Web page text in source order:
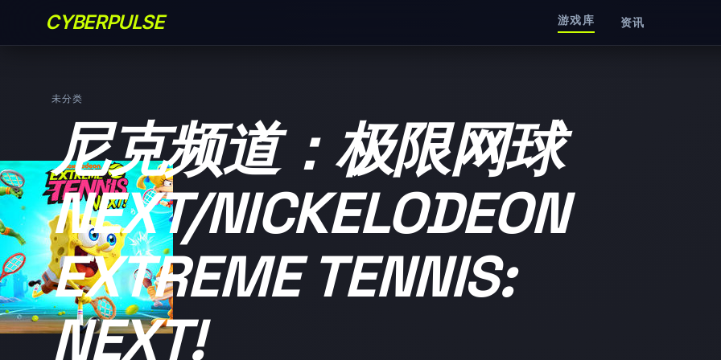
CYBERPULSE 游戏库 资讯
未分类
尼克频道：极限网球
NEXT/NICKELODEON
EXTREME TENNIS:
NEXT!